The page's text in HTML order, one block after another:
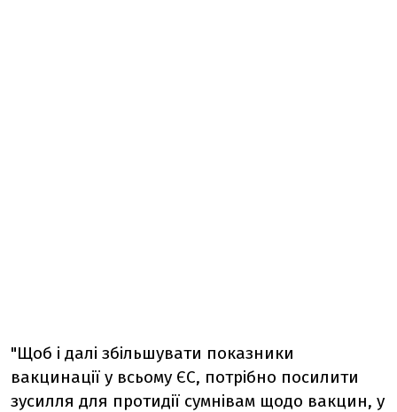
"Щоб і далі збільшувати показники
вакцинації у всьому ЄС, потрібно посилити
зусилля для протидії сумнівам щодо вакцин, у